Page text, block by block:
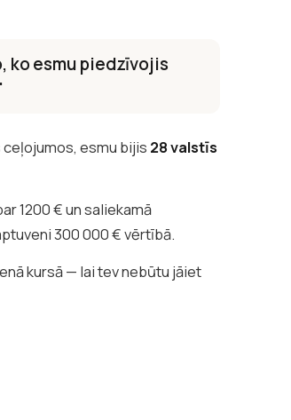
ko esmu piedzīvojis
esmu bijis 28 valstīs
1200 € un saliekamā
300 000 € vērtībā.
kursā — lai tev nebūtu jāiet